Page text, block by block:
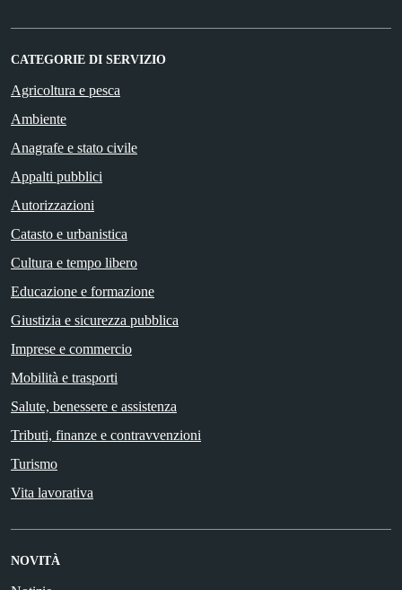
CATEGORIE DI SERVIZIO
Agricoltura e pesca
Ambiente
Anagrafe e stato civile
Appalti pubblici
Autorizzazioni
Catasto e urbanistica
Cultura e tempo libero
Educazione e formazione
Giustizia e sicurezza pubblica
Imprese e commercio
Mobilità e trasporti
Salute, benessere e assistenza
Tributi, finanze e contravvenzioni
Turismo
Vita lavorativa
NOVITÀ